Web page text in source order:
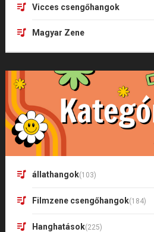
Vicces csengőhangok
Magyar Zene
állathangok(103)
Filmzene csengőhangok(184)
Hanghatások(225)